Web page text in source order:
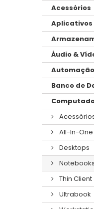
Acessórios
Aplicativos
Áudio &
Automação
Banco de
All-In-One
Desktops
Notebooks
Thin Client
Ultrabook